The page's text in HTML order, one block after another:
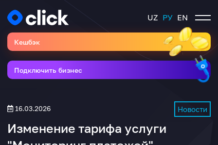
UZ РУ EN
Кешбэк
Подключить бизнес
16.03.2026 Новости
Изменение тарифа услуги